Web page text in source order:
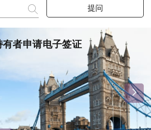
提问
者申请电子签证